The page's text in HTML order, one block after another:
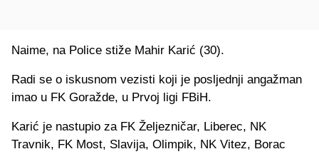
Naime, na Police stiže Mahir Karić (30).
Radi se o iskusnom vezisti koji je posljednji angažman
imao u FK Goražde, u Prvoj ligi FBiH.
Karić je nastupio za FK Željezničar, Liberec, NK
Travnik, FK Most, Slavija, Olimpik, NK Vitez, Borac